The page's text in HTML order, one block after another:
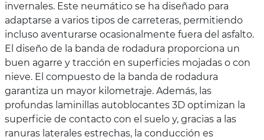
invernales. Este neumático se ha diseñado para
adaptarse a varios tipos de carreteras, permitiendo
incluso aventurarse ocasionalmente fuera del asfalto.
El diseño de la banda de rodadura proporciona un
buen agarre y tracción en superficies mojadas o con
nieve. El compuesto de la banda de rodadura
garantiza un mayor kilometraje. Además, las
profundas laminillas autoblocantes 3D optimizan la
superficie de contacto con el suelo y, gracias a las
ranuras laterales estrechas, la conducción es